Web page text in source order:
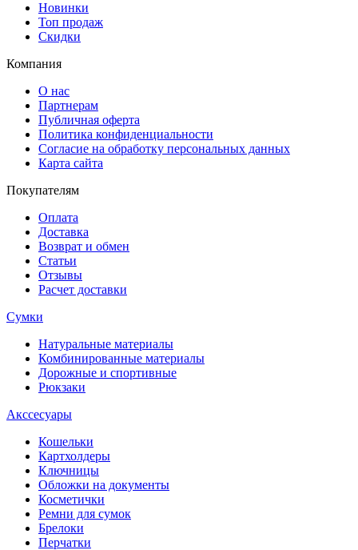
Новинки
Топ продаж
Скидки
Компания
О нас
Партнерам
Публичная оферта
Политика конфиденциальности
Согласие на обработку персональных данных
Карта сайта
Покупателям
Оплата
Доставка
Возврат и обмен
Статьи
Отзывы
Расчет доставки
Сумки
Натуральные материалы
Комбинированные материалы
Дорожные и спортивные
Рюкзаки
Акссесуары
Кошельки
Картхолдеры
Ключницы
Обложки на документы
Косметички
Ремни для сумок
Брелоки
Перчатки